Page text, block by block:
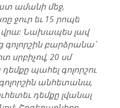
ամանի մեջ,
ջուր եւ 15 րոպե
վրա: Նախապես լավ
գոլորշին բարձրանա՝
սրբիչով, 20 սմ
պահել գոլորշու
անհետանա,
դեմքը լվանալ